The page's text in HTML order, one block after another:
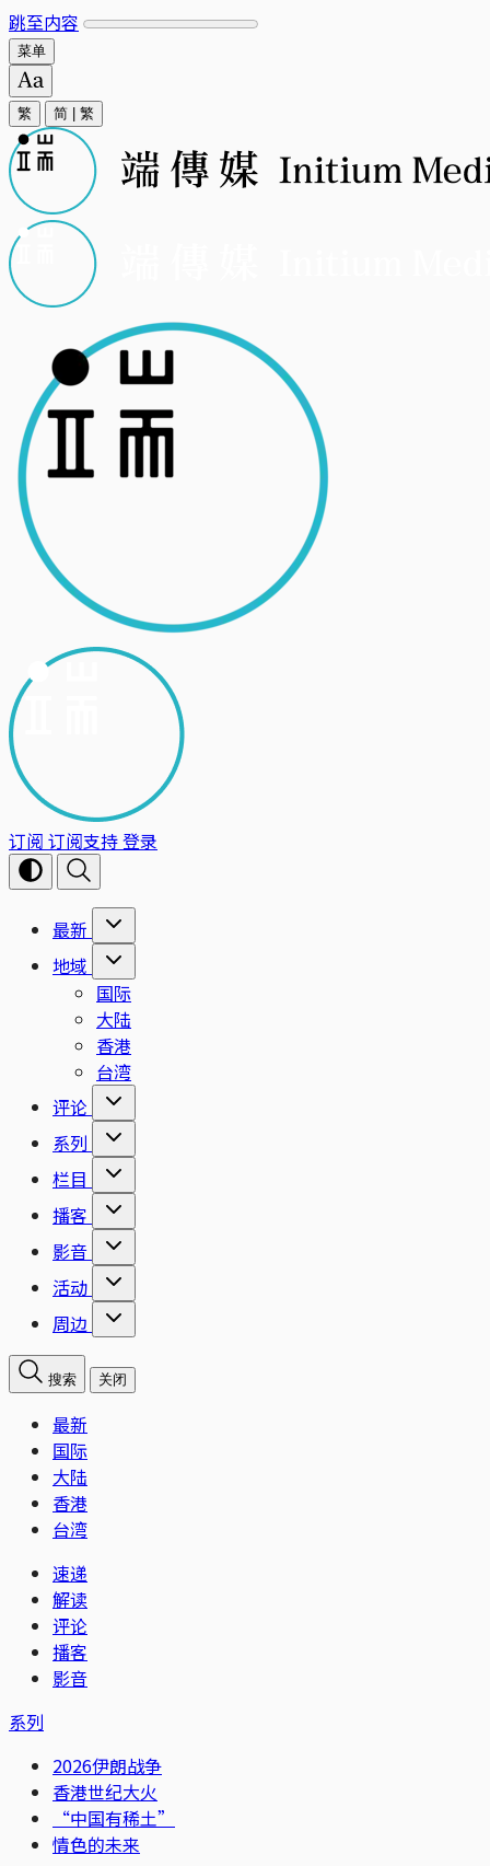
跳至内容
菜单
繁 简 繁
订阅 订阅支持登录
最新
地域
国际
大陆
香港
台湾
评论
系列
栏目
播客
影音
活动
周边
搜索 关闭
最新
国际
大陆
香港
台湾
速递
解读
评论
播客
影音
系列
2026伊朗战争
香港世纪大火
“中国有稀土”
情色的未来